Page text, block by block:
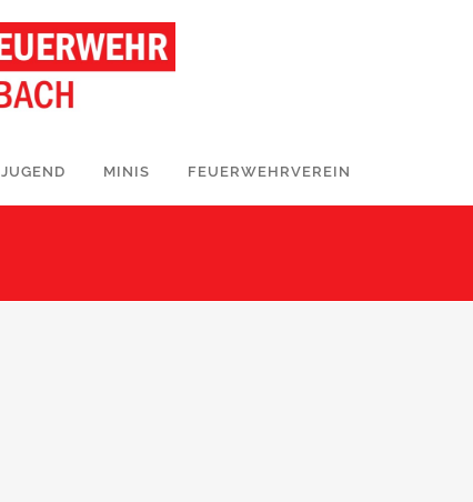
JUGEND MINIS FEUERWEHRVEREIN